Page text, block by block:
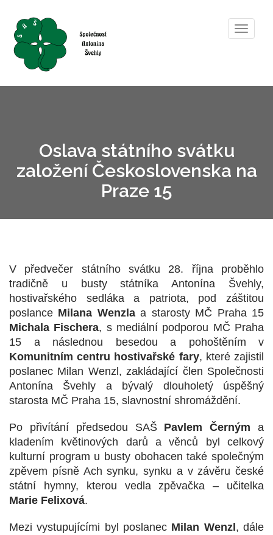
Toggle
Oslava státního svátku
založení Československa na
Praze 15
V předvečer státního svátku 28. října proběhlo
tradičně u busty státníka Antonína Švehly,
hostivařského sedláka a patriota, pod záštitou
poslance Milana Wenzlaa starosty MČ Praha 15
Michala Fischera, s mediální podporou MČ Praha
15 a následnou besedou a pohoštěním v
Komunitním centru hostivařské fary, které zajistil
poslanec Milan Wenzl, zakládající člen Společnosti
Antonína Švehly a bývalý dlouholetý úspěšný
starosta MČ Praha 15, slavnostní shromáždění.
Po přivítání předsedou SAŠ Pavlem Černým a
kladením květinových darů a věnců byl celkový
kulturní program u busty obohacen také společným
zpěvem písně Ach synku, synku a v závěru české
státní hymny, kterou vedla zpěvačka – učitelka
Marie Felixová.
Mezi vystupujícími byl poslanec Milan Wenzl , dále